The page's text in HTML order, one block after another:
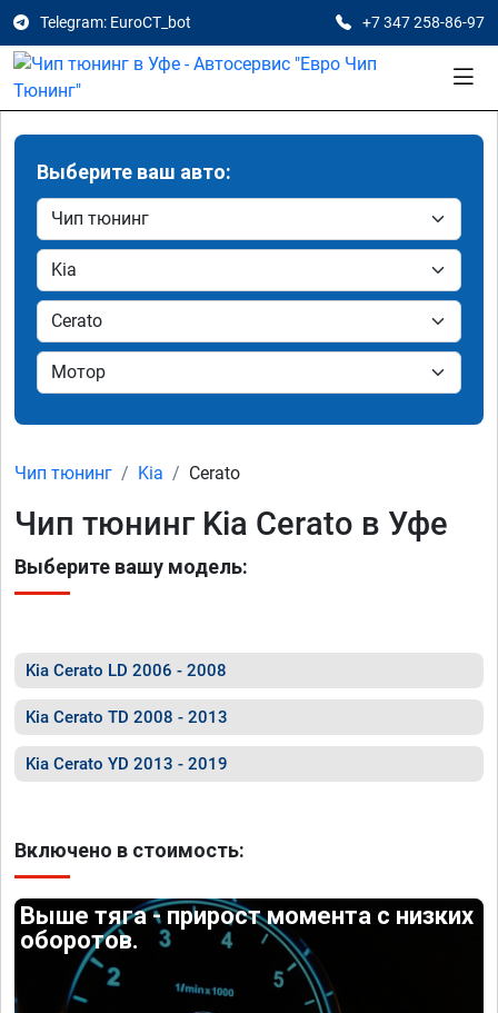
Telegram: EuroCT_bot +7 347 258-86-97
Выберите ваш авто:
Чип тюнинг Kia Cerato
Чип тюнинг Kia Cerato в Уфе
Выберите вашу модель:
Kia Cerato LD 2006 - 2008
Kia Cerato TD 2008 - 2013
Kia Cerato YD 2013 - 2019
Включено в стоимость:
Выше тяга - прирост момента с низких
оборотов.